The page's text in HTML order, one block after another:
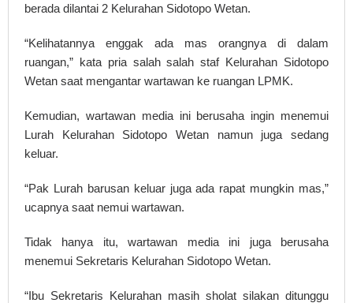
berada dilantai 2 Kelurahan Sidotopo Wetan.
“Kelihatannya enggak ada mas orangnya di dalam
ruangan,” kata pria salah salah staf Kelurahan Sidotopo
Wetan saat mengantar wartawan ke ruangan LPMK.
Kemudian, wartawan media ini berusaha ingin menemui
Lurah Kelurahan Sidotopo Wetan namun juga sedang
keluar.
“Pak Lurah barusan keluar juga ada rapat mungkin mas,”
ucapnya saat nemui wartawan.
Tidak hanya itu, wartawan media ini juga berusaha
menemui Sekretaris Kelurahan Sidotopo Wetan.
“Ibu Sekretaris Kelurahan masih sholat silakan ditunggu